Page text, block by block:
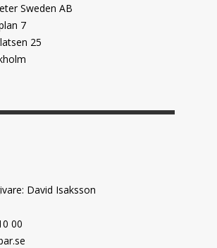
Sweden AB
7
25
David Isaksson
00